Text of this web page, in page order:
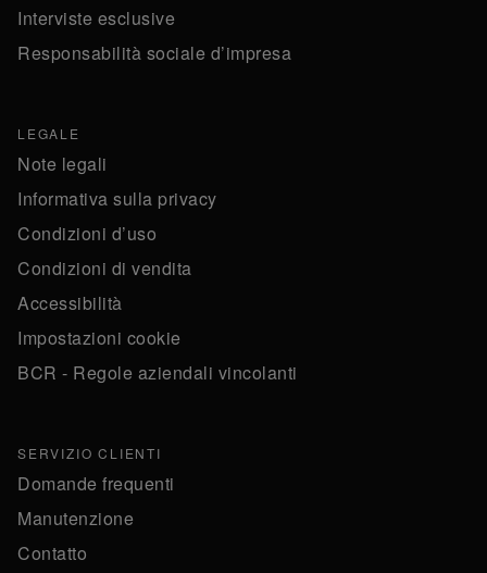
Interviste esclusive
Responsabilità sociale d’impresa
LEGALE
Note legali
Informativa sulla privacy
Condizioni d’uso
Condizioni di vendita
Accessibilità
Impostazioni cookie
BCR - Regole aziendali vincolanti
SERVIZIO CLIENTI
Domande frequenti
Manutenzione
Contatto